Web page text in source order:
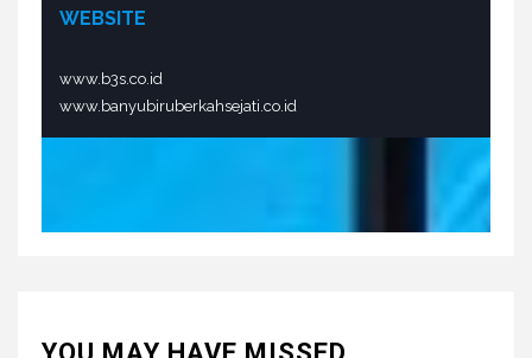
WEBSITE
www.b3s.co.id
www.banyubiruberkahsejati.co.id